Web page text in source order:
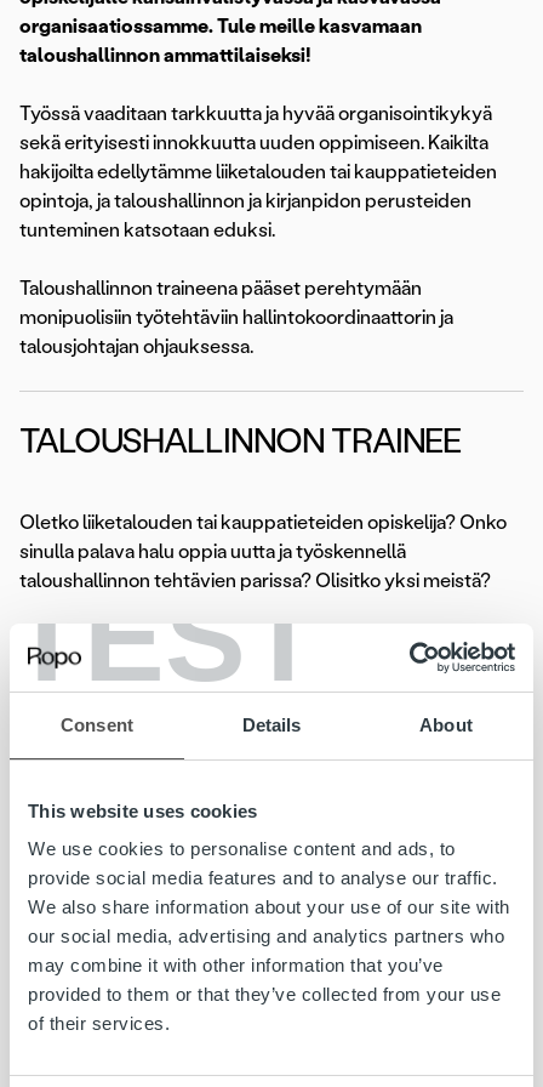
TEST
Consent Details About
This website uses cookies
We use cookies to personalise content and ads, to
provide social media features and to analyse our traffic.
We also share information about your use of our site with
our social media, advertising and analytics partners who
may combine it with other information that you’ve
provided to them or that they’ve collected from your use
of their services.
organisaatiossamme. Tule meille kasvamaan
taloushallinnon ammattilaiseksi!
Työssä vaaditaan tarkkuutta ja hyvää organisointikykyä
sekä erityisesti innokkuutta uuden oppimiseen. Kaikilta
hakijoilta edellytämme liiketalouden tai kauppatieteiden
opintoja, ja taloushallinnon ja kirjanpidon perusteiden
tunteminen katsotaan eduksi.
Taloushallinnon traineena pääset perehtymään
monipuolisiin työtehtäviin hallintokoordinaattorin ja
talousjohtajan ohjauksessa.
TALOUSHALLINNON TRAINEE
Oletko liiketalouden tai kauppatieteiden opiskelija? Onko
sinulla palava halu oppia uutta ja työskennellä
taloushallinnon tehtävien parissa? Olisitko yksi meistä?
Hakuaika 21.1.2018 asti
Lue koko ilmoitus»
tai palvelusta rahansa, pyörii yrityksen lisäksi koko
yhteiskunta. Meidän tehtävämme on huolehtia yritysten
laskutuksesta kokonaisuutena. Joka 6. Suomessa lähtevä
lasku välitetään meidän kauttamme ja kuukausittain yli 8
000 yritystä luottaa palveluihimme. Vahvuutemme
perustuu kykyymme kasvaa ja kehittyä yksilöinä sekä
yhtenä joukkueena.